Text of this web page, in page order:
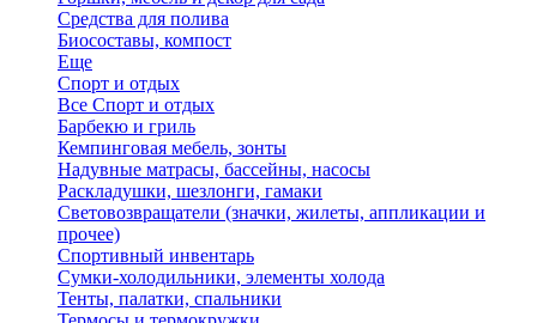
Средства для полива
Биосоставы, компост
Еще
Спорт и отдых
Все Спорт и отдых
Барбекю и гриль
Кемпинговая мебель, зонты
Надувные матрасы, бассейны, насосы
Раскладушки, шезлонги, гамаки
Световозвращатели (значки, жилеты, аппликации и
прочее)
Спортивный инвентарь
Сумки-холодильники, элементы холода
Тенты, палатки, спальники